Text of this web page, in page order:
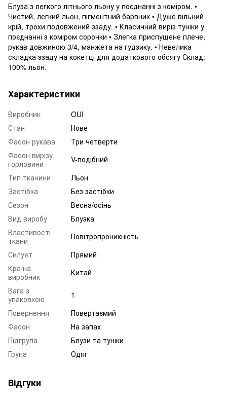
Блуза з легкого літнього льону у поєднанні з коміром. •
Чистий, легкий льон, пігментний барвник • Дуже вільний
крій, трохи подовжений ззаду. • Класичний виріз туніки у
поєднанні з коміром сорочки • Злегка приспущене плече,
рукав довжиною 3/4, манжета на гудзику. • Невелика
складка ззаду на кокетці для додаткового обсягу Склад:
100% льон.
Характеристики
Виробник
OUI
Стан
Нове
Фасон рукава
Три четверти
Фасон вирізу
горловини
V-подібний
Тип тканини
Льон
Застібка
Без застібки
Сезон
Весна/осінь
Вид виробу
Блузка
Властивості
ткани
Повітропроникність
Силует
Прямий
Країна
виробник
Китай
Вага з
упаковкою
1
Повернення
Повертаємий
Фасон
На запах
Підгрупа
Блузи та туніки
Група
Одяг
Відгуки